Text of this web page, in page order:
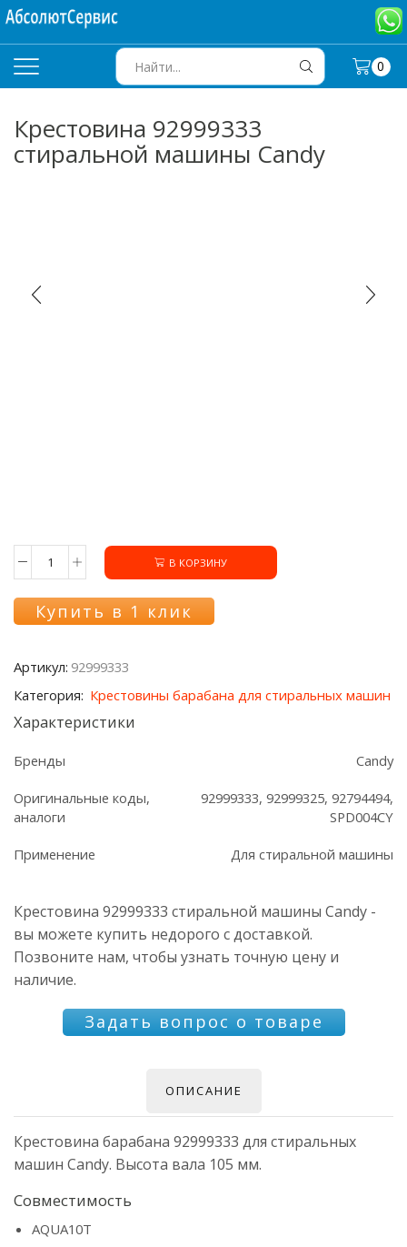
INPUT
0
Крестовина 92999333
стиральной машины Candy
Количество
Крестовина
92999333
Candy
В КОРЗИНУ
Купить в 1 клик
Артикул: 92999333
Категория: Крестовины барабана для стиральных машин
Характеристики
Бренды Candy
Оригинальные коды,
аналоги
92999333, 92999325, 92794494,
SPD004CY
Применение Для стиральной машины
Крестовина 92999333 стиральной машины Candy -
вы можете купить недорого с доставкой.
Позвоните нам, чтобы узнать точную цену и
наличие.
Задать вопрос о товаре
ОПИСАНИЕ
Крестовина барабана 92999333 для стиральных
машин Candy. Высота вала 105 мм.
Совместимость
AQUA10T